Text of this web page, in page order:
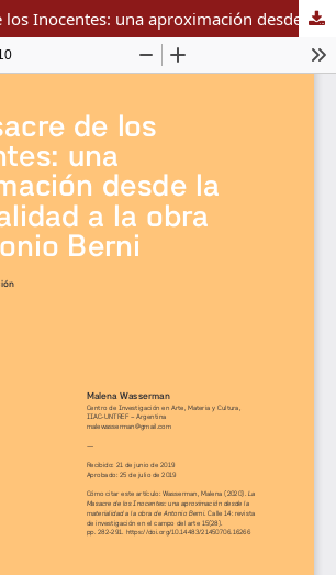
La Masacre de los Inocentes: una aproximación desde la materialidad a la obra de Antonio Berni